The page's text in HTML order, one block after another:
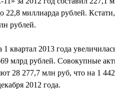
22,8 миллиарда рублей.
рублей.
2013 года
млрд рублей. Совокупные
28 277,7 млн руб, что на 1
2012 года.